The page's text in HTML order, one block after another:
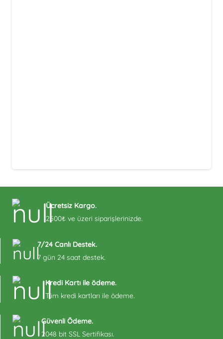
Ücretsiz Kargo.
2500₺ ve üzeri siparişlerinizde.
7/24 Canlı Destek.
7 gün 24 saat destek.
Kredi Kartı ile ödeme.
Tüm kredi kartları ile ödeme.
Güvenli Ödeme.
2048 bit SSL Sertifikası.